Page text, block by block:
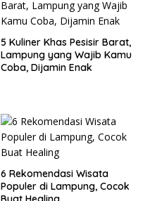
5 Kuliner Khas Pesisir Barat,
Lampung yang Wajib Kamu
Coba, Dijamin Enak
6 Rekomendasi Wisata
Populer di Lampung, Cocok